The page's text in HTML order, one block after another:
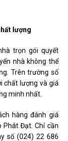
lượng
trọn gói quyết
nhà không thể
Trên trường số
chất lượng và giá
minh nhất.
hàng đánh giá
Phát Đạt. Chỉ cần
số (024) 22 686